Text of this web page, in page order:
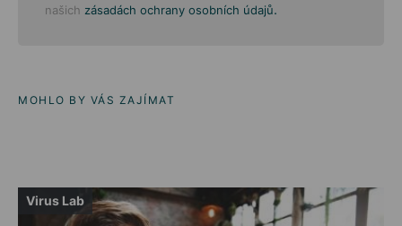
našich zásadách ochrany osobních údajů.
MOHLO BY VÁS ZAJÍMAT
Virus Lab